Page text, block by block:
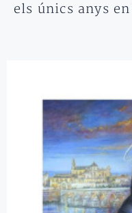
els únics anys